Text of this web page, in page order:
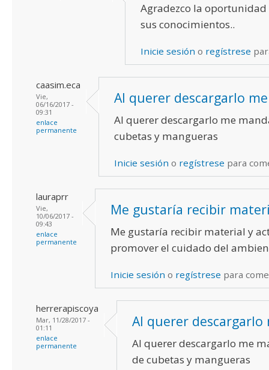
Agradezco la
sus conocimientos..
Inicie sesión o regístrese
caasim.eca
Vie,
06/16/2017 -
09:31
enlace
permanente
Al querer descargarlo me
Al querer descargarlo me
cubetas y mangueras
Inicie sesión o regístrese para
lauraprr
Vie,
10/06/2017 -
09:43
enlace
permanente
Me gustaría recibir
Me gustaría recibir material y
promover el cuidado del
Inicie sesión o regístrese para
herrerapiscoya
Mar, 11/28/2017 -
01:11
enlace
permanente
Al querer descargarlo
Al querer descargarlo me
de cubetas y mangueras